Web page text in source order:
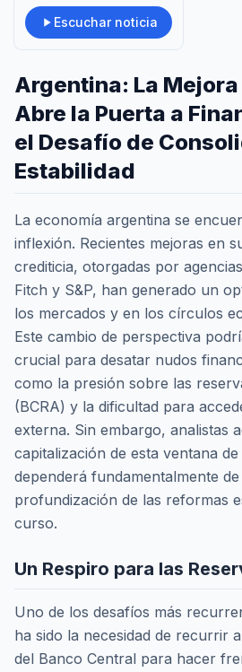
Escuchar noticia
Argentina: La
Abre la Puerta a
el Desafío de
Estabilidad
La economía argentina se
inflexión. Recientes mejoras en
crediticia, otorgadas por
Fitch y S&P, han generado un
los mercados y en los círculos
Este cambio de perspectiva
crucial para desatar nudos
como la presión sobre las
(BCRA) y la dificultad para
externa. Sin embargo, analistas
capitalización de esta ventana
dependerá fundamentalmente
profundización de las reformas
curso.
Un Respiro para las
Uno de los desafíos más
ha sido la necesidad de recurrir
del Banco Central para hacer